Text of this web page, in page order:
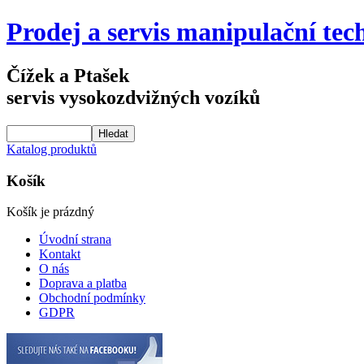
Prodej a servis manipulační
Čížek a Ptašek
servis vysokozdvižných vozíků
Katalog produktů
Košík
Košík je prázdný
Úvodní strana
Kontakt
O nás
Doprava a platba
Obchodní podmínky
GDPR